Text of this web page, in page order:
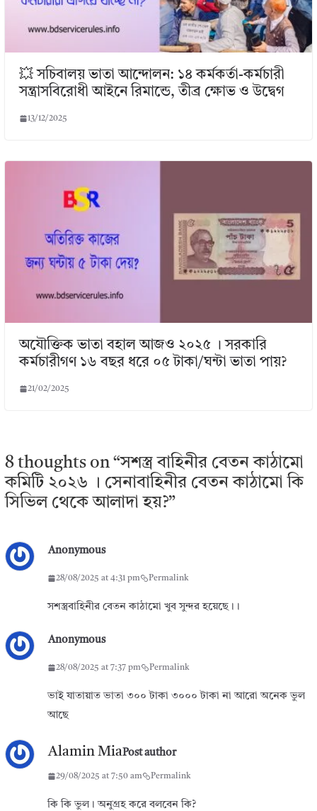
💥 সচিবালয় ভাতা আন্দোলন: ১৪ কর্মকর্তা-কর্মচারী
সন্ত্রাসবিরোধী আইনে রিমান্ডে, তীব্র ক্ষোভ ও উদ্বেগ
13/12/2025
অযৌক্তিক ভাতা বহাল আজও ২০২৫ । সরকারি
কর্মচারীগণ ১৬ বছর ধরে ০৫ টাকা/ঘন্টা ভাতা পায়?
21/02/2025
8 thoughts on “সশস্ত্র বাহিনীর বেতন কাঠামো
কমিটি ২০২৬ । সেনাবাহিনীর বেতন কাঠামো কি
সিভিল থেকে আলাদা হয়?”
Anonymous
28/08/2025 at 4:31 pm Permalink
সশস্ত্রবাহিনীর বেতন কাঠামো খুব সুন্দর হয়েছে।।
Anonymous
28/08/2025 at 7:37 pm Permalink
ভাই যাতায়াত ভাতা ৩০০ টাকা ৩০০০ টাকা না আরো অনেক ভুল
আছে
Alamin MiaPost author
29/08/2025 at 7:50 am Permalink
কি কি ভুল। অনুগ্রহ করে বলবেন কি?